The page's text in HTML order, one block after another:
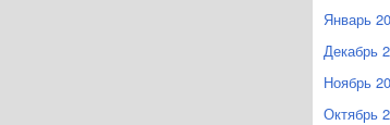
Январь
Декабрь
Ноябрь
Октябрь